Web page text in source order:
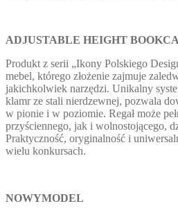
ADJUSTABLE HEIGHT
Produkt z serii „Ikony Polskiego
mebel, którego złożenie zajmuje
jakichkolwiek narzędzi. Unikalny
klamr ze stali nierdzewnej, pozwala
w pionie i w poziomie. Regał może
przyściennego, jak i wolnostojącego,
Praktyczność, oryginalność i
wielu konkursach.
NOWYMODEL